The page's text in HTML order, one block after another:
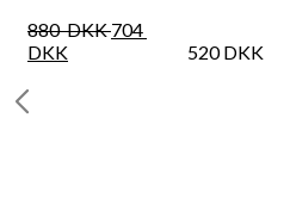
880DKK 704
DKK
520DKK